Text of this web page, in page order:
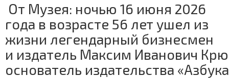
От Музея: ночью 16 июня 2026
года в возрасте 56 лет ушел из
жизни легендарный бизнесмен
и издатель Максим Иванович
основатель издательства